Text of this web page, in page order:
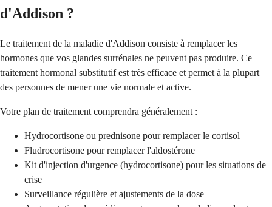
d'Addison ?
Le traitement de la maladie d'Addison consiste à remplacer les
hormones que vos glandes surrénales ne peuvent pas produire. Ce
traitement hormonal substitutif est très efficace et permet à la plupart
des personnes de mener une vie normale et active.
Votre plan de traitement comprendra généralement :
Hydrocortisone ou prednisone pour remplacer le cortisol
Fludrocortisone pour remplacer l'aldostérone
Kit d'injection d'urgence (hydrocortisone) pour les situations de
crise
Surveillance régulière et ajustements de la dose